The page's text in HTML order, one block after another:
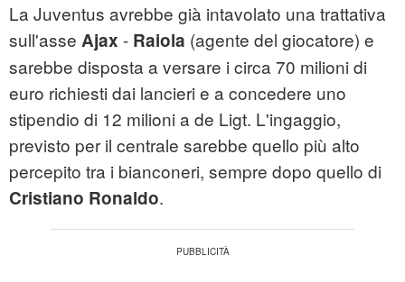
La Juventus avrebbe già intavolato una trattativa
sull'asse Ajax - Raiola (agente del giocatore) e
sarebbe disposta a versare i circa 70 milioni di
euro richiesti dai lancieri e a concedere uno
stipendio di 12 milioni a de Ligt. L'ingaggio,
previsto per il centrale sarebbe quello più alto
percepito tra i bianconeri, sempre dopo quello di
Cristiano Ronaldo.